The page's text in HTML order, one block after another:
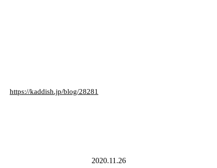
https://kaddish.jp/blog/28281
2020.11.26